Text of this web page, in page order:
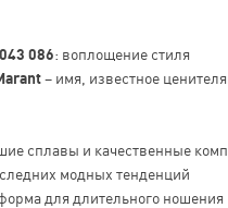
086: воплощение стиля
– имя, известное
сплавы и качественные
модных тенденций
для длительного ношения